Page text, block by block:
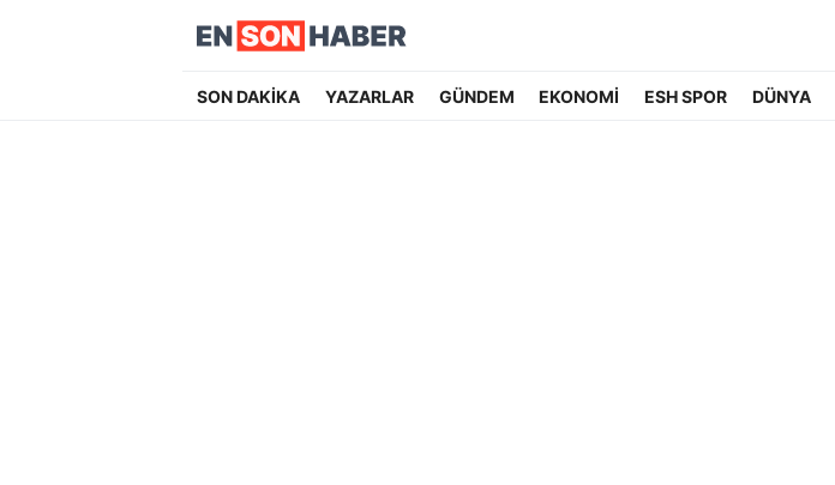
SON DAKİKA YAZARLAR GÜNDEM EKONOMİ ESH SPOR DÜNYA